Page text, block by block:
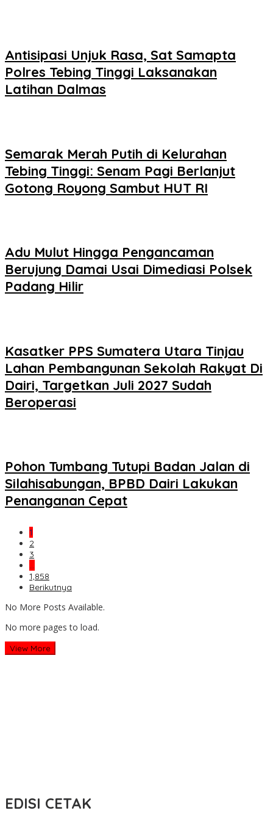
Antisipasi Unjuk Rasa, Sat Samapta
Polres Tebing Tinggi Laksanakan
Latihan Dalmas
Semarak Merah Putih di Kelurahan
Tebing Tinggi: Senam Pagi Berlanjut
Gotong Royong Sambut HUT RI
Adu Mulut Hingga Pengancaman
Berujung Damai Usai Dimediasi Polsek
Padang Hilir
Kasatker PPS Sumatera Utara Tinjau
Lahan Pembangunan Sekolah Rakyat Di
Dairi, Targetkan Juli 2027 Sudah
Beroperasi
Pohon Tumbang Tutupi Badan Jalan di
Silahisabungan, BPBD Dairi Lakukan
Penanganan Cepat
1
2
3
…
1,858
Berikutnya
No More Posts Available.
No more pages to load.
View More
EDISI CETAK